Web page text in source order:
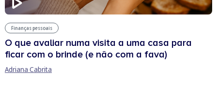
Finanças pessoais
O que avaliar numa visita a uma casa para
ficar com o brinde (e não com a fava)
Adriana Cabrita